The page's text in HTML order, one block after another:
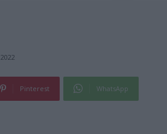
Pinterest WhatsApp